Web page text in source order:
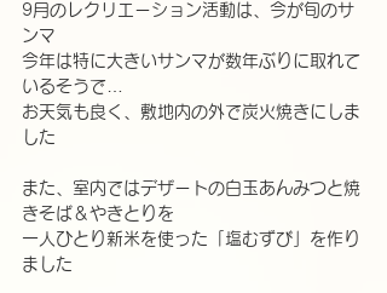
9月のレクリエーション活動は、今が旬のサ
ンマ
今年は特に大きいサンマが数年ぶりに取れて
いるそうで…
お天気も良く、敷地内の外で炭火焼きにしま
した
また、室内ではデザートの白玉あんみつと焼
きそば＆やきとりを
一人ひとり新米を使った「塩むずび」を作り
ました